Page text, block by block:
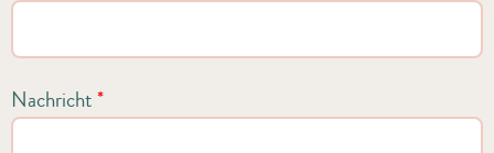
Nachricht*